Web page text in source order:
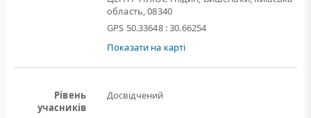
область, 08340
GPS 50.33648 : 30.66254
Показати на карті
Рівень
учасників
Досвідчений